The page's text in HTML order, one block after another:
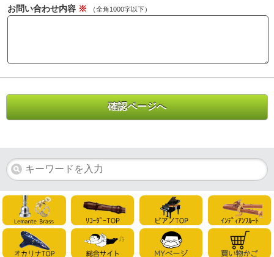
お問い合わせ内容 ※ （全角1000字以下）